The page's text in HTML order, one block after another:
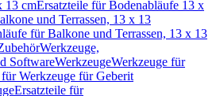
13 cmErsatzteile für Bodenabläufe 13 x
und Terrassen, 13 x 13
für Balkone und Terrassen, 13 x 13
Werkzeuge,
SoftwareWerkzeugeWerkzeuge für
Werkzeuge für Geberit
Ersatzteile für